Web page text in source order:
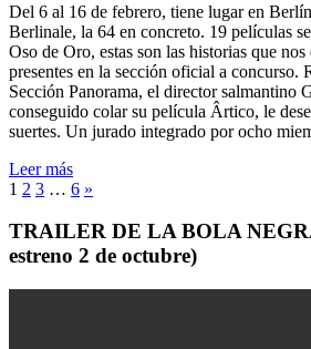
Del 6 al 16 de febrero, tiene lugar en
Berlinale, la 64 en concreto. 19 películas
Oso de Oro, estas son las historias que
presentes en la sección oficial a concurso.
Sección Panorama, el director salmantino
conseguido colar su película Ârtico, le
suertes. Un jurado integrado por ocho
Leer más
1 2 3 … 6 »
TRAILER DE LA BOLA
estreno 2 de octubre)